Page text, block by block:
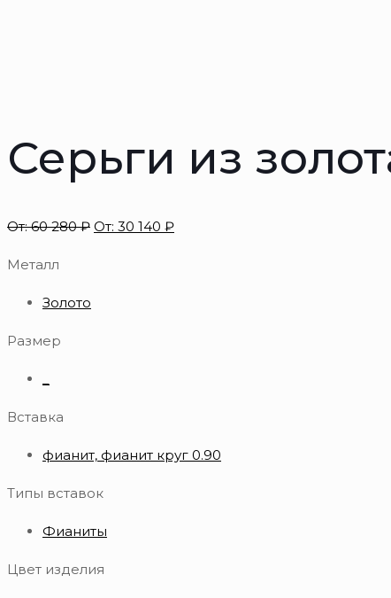
Серьги из
От:60 280₽ От: 30 140 ₽
Металл
Золото
Размер
Вставка
фианит, фианит круг 0.90
Типы вставок
Фианиты
Цвет изделия